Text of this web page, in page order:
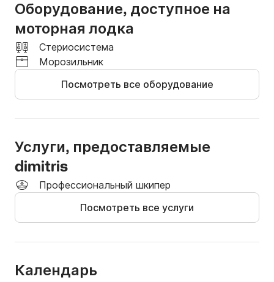
Оборудование, доступное на
моторная лодка
Стериосистема
Морозильник
Посмотреть все оборудование
Услуги, предоставляемые
dimitris
Профессиональный шкипер
Посмотреть все услуги
Календарь